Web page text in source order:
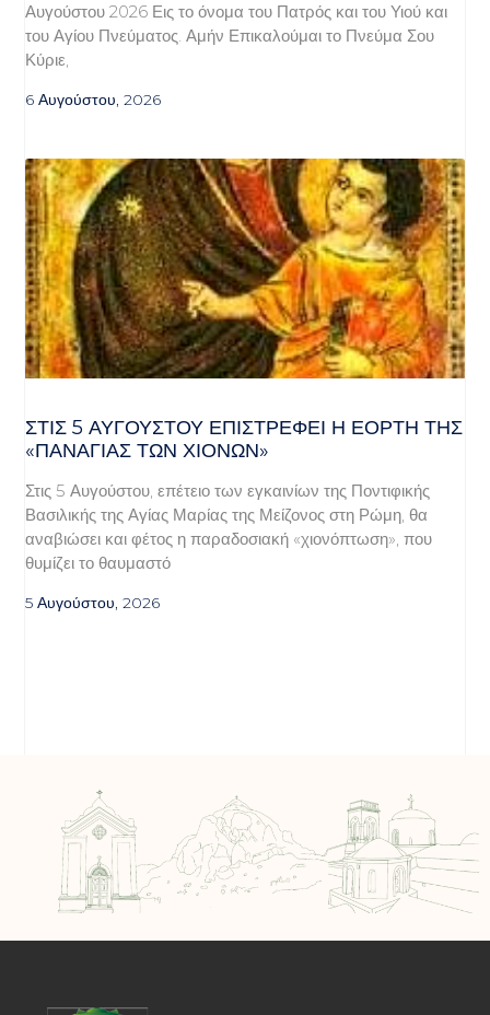
Αυγούστου 2026 Εις το όνομα του Πατρός και του Υιού και
του Αγίου Πνεύματος. Αμήν Επικαλούμαι το Πνεύμα Σου
Κύριε,
6 Αυγούστου, 2026
ΣΤΙΣ 5 ΑΥΓΟΎΣΤΟΥ ΕΠΙΣΤΡΈΦΕΙ Η ΕΟΡΤΉ ΤΗΣ
«ΠΑΝΑΓΊΑΣ ΤΩΝ ΧΙΌΝΩΝ»
Στις 5 Αυγούστου, επέτειο των εγκαινίων της Ποντιφικής
Βασιλικής της Αγίας Μαρίας της Μείζονος στη Ρώμη, θα
αναβιώσει και φέτος η παραδοσιακή «χιονόπτωση», που
θυμίζει το θαυμαστό
5 Αυγούστου, 2026